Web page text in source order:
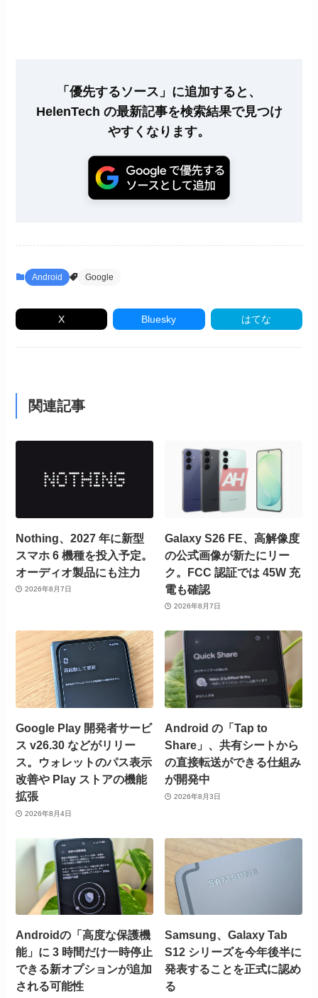
「優先するソース」に追加すると、
HelenTech の最新記事を検索結果で見つけ
やすくなります。
Android Google
X Bluesky はてな
関連記事
Nothing、2027 年に新型
スマホ 6 機種を投入予定。
オーディオ製品にも注力
2026年8月7日
Galaxy S26 FE、高解像度
の公式画像が新たにリー
ク。FCC 認証では 45W 充
電も確認
2026年8月7日
Google Play 開発者サービ
ス v26.30 などがリリー
ス。ウォレットのパス表示
改善や Play ストアの機能
拡張
2026年8月4日
Android の「Tap to
Share」、共有シートから
の直接転送ができる仕組み
が開発中
2026年8月3日
Androidの「高度な保護機
能」に 3 時間だけ一時停止
できる新オプションが追加
される可能性
Samsung、Galaxy Tab
S12 シリーズを今年後半に
発表することを正式に認め
る